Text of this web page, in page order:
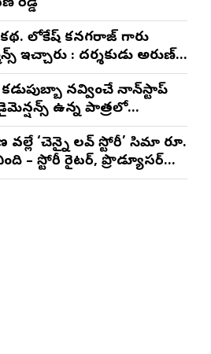
కథ. లోకేష్ కనగరాజ్ గారు
ఇచ్చారు : దర్శకుడు అరుణ్
నవ్వించే నాన్‌స్టాప్
ఉన్న పాత్రలో
: వరుణ్ తేజ్
వల్లే ‘చెన్నై లవ్ స్టోరీ’ సినిమా రూ.
– స్టోరీ రైటర్, ప్రొడ్యూసర్